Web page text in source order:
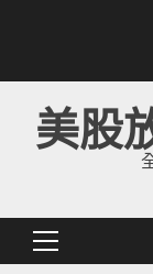
美股
Primary